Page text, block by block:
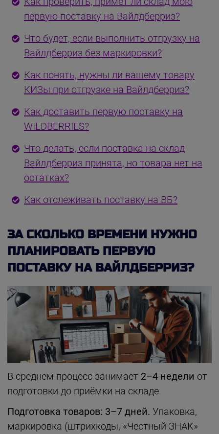
первую поставку на Вайлдберриз?
Что будет, если выполнить отгрузку на
Вайлдберриз без маркировки?
Как понять, нужны ли вашему товару
КИЗы при отгрузке на Вайлдберриз?
Как доставить первую поставку на
WILDBERRIES?
Что делать, если поставка на склад
Вайлдберриз принята, но товара нет на
остатках?
Как отслеживать поставку на ВБ?
ЗА СКОЛЬКО ВРЕМЕНИ НУЖНО
ПЛАНИРОВАТЬ ПЕРВУЮ
ПОСТАВКУ НА ВАЙЛДБЕРРИЗ?
В среднем процесс занимает 2–4 недели от
подготовки до приёмки на складе.
Подготовка товаров: 3–7 дней. Упаковка,
маркировка (штрихкоды, «Честный ЗНАК»